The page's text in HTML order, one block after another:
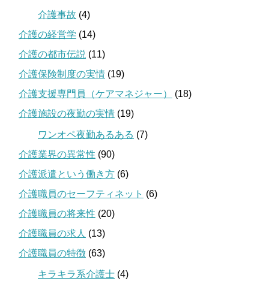
介護事故 (4)
介護の経営学 (14)
介護の都市伝説 (11)
介護保険制度の実情 (19)
介護支援専門員（ケアマネジャー）
(18)
介護施設の夜勤の実情 (19)
ワンオペ夜勤あるある (7)
介護業界の異常性 (90)
介護派遣という働き方 (6)
介護職員のセーフティネット (6)
介護職員の将来性 (20)
介護職員の求人 (13)
介護職員の特徴 (63)
キラキラ系介護士 (4)